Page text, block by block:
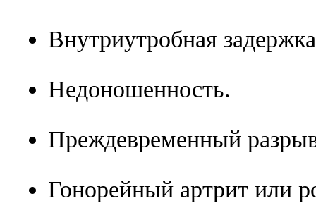
Внутриутробная
Недоношенность.
Преждевременный
Гонорейный артрит или